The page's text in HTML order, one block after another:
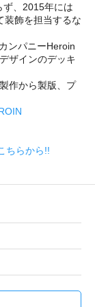
ず、2015年には
装飾を担当するな
ンパニーHeroin
ザインのデッキ
作から製版、プ
ちらから!!